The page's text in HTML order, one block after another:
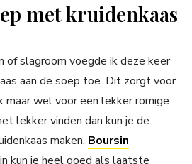
met kruidenkaas
of slagroom voegde ik deze keer
aan de soep toe. Dit zorgt voor
maar wel voor een lekker romige
lekker vinden dan kun je de
maken. Boursin
kun je heel goed als laatste